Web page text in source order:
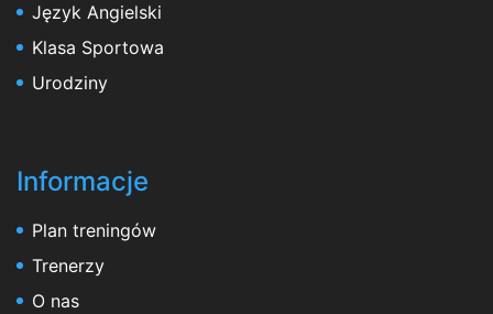
Język Angielski
Klasa Sportowa
Urodziny
Informacje
Plan treningów
Trenerzy
O nas